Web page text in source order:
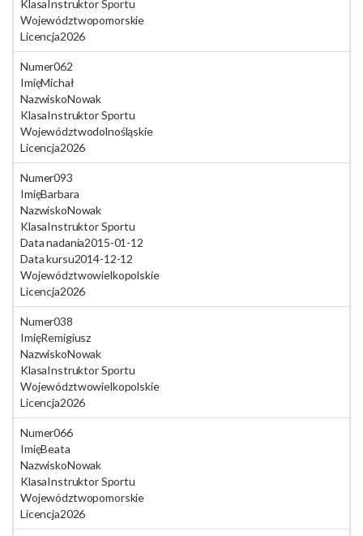
Klasa Instruktor Sportu
Województwopomorskie
Licencja2026
Numer062
ImięMichał
NazwiskoNowak
KlasaInstruktor Sportu
Województwodolnośląskie
Licencja2026
Numer093
ImięBarbara
NazwiskoNowak
KlasaInstruktor Sportu
Data nadania2015-01-12
Data kursu2014-12-12
Województwowielkopolskie
Licencja2026
Numer038
ImięRemigiusz
NazwiskoNowak
KlasaInstruktor Sportu
Województwowielkopolskie
Licencja2026
Numer066
ImięBeata
NazwiskoNowak
KlasaInstruktor Sportu
Województwopomorskie
Licencja2026